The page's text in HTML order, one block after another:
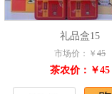
礼品盒15
市场价：￥ 45
茶农价：￥45